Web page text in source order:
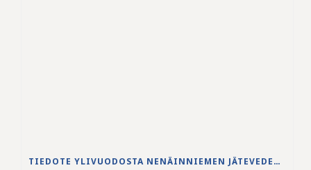
TIEDOTE YLIVUODOSTA NENÄINNIEMEN JÄTEVEDENPUHDISTAMOLLA